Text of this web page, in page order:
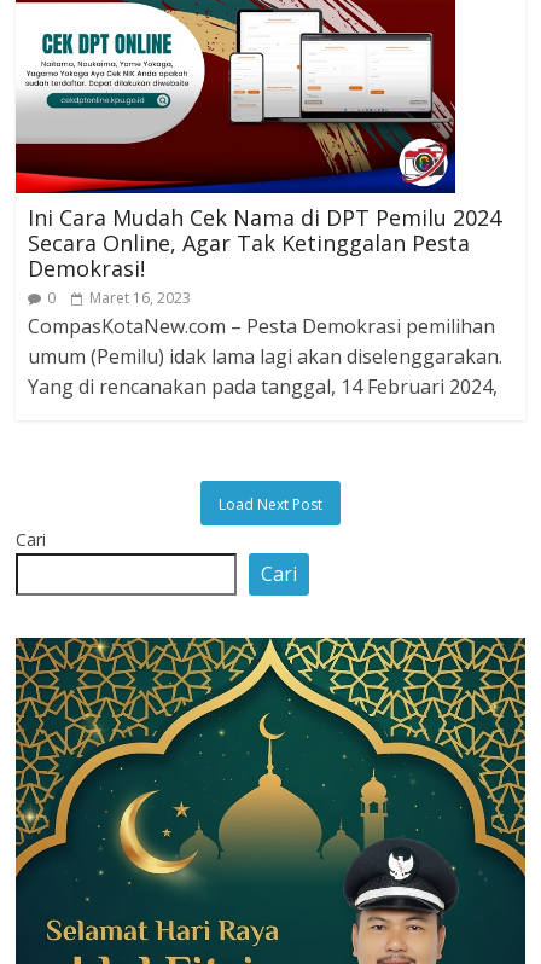
Ini Cara Mudah Cek Nama di DPT Pemilu 2024
Secara Online, Agar Tak Ketinggalan Pesta
Demokrasi!
0 Maret 16, 2023
CompasKotaNew.com – Pesta Demokrasi pemilihan
umum (Pemilu) idak lama lagi akan diselenggarakan.
Yang di rencanakan pada tanggal, 14 Februari 2024,
Load Next Post
Cari
Cari